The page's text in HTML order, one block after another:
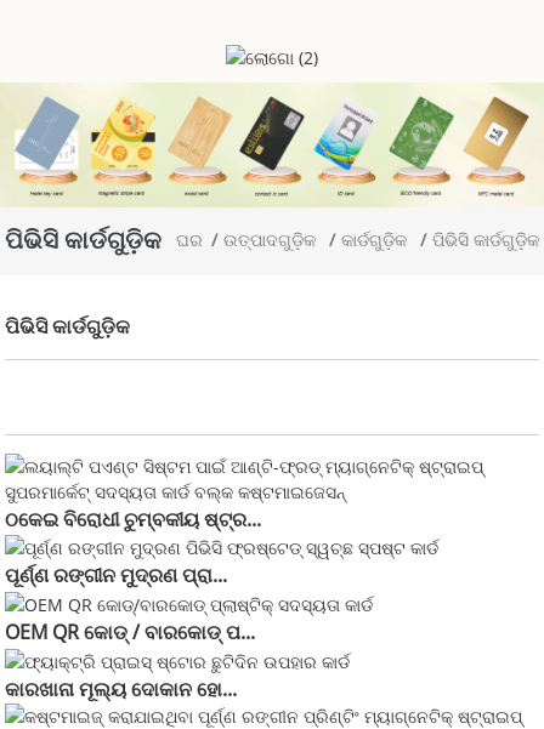
ପିଭିସି କାର୍ଡଗୁଡ଼ିକ ଘର ଉତ୍ପାଦଗୁଡ଼ିକ କାର୍ଡଗୁଡ଼ିକ ପିଭିସି କାର୍ଡଗୁଡ଼ିକ
ପିଭିସି କାର୍ଡଗୁଡ଼ିକ
ଠକେଇ ବିରୋଧୀ ଚୁମ୍ବକୀୟ ଷ୍ଟ୍ର...
ପୂର୍ଣ୍ଣ ରଙ୍ଗୀନ ମୁଦ୍ରଣ ପ୍ରା...
OEM QR କୋଡ୍ / ବାରକୋଡ୍ ପ...
କାରଖାନା ମୂଲ୍ୟ ଦୋକାନ ହୋ...